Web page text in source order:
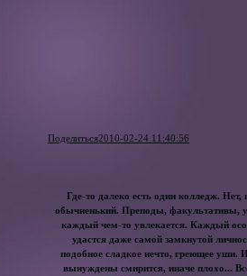
Поделиться2010-02-24 11:40:56
Где-то далеко есть один колледж.
обычненький. Преподы, факультативы,
каждый чем-то увлекается. Каждый
удастся даже самой замкнутой
подобное сладкое нечто, греющее уши.
вынуждены смирится, иначе плохо...